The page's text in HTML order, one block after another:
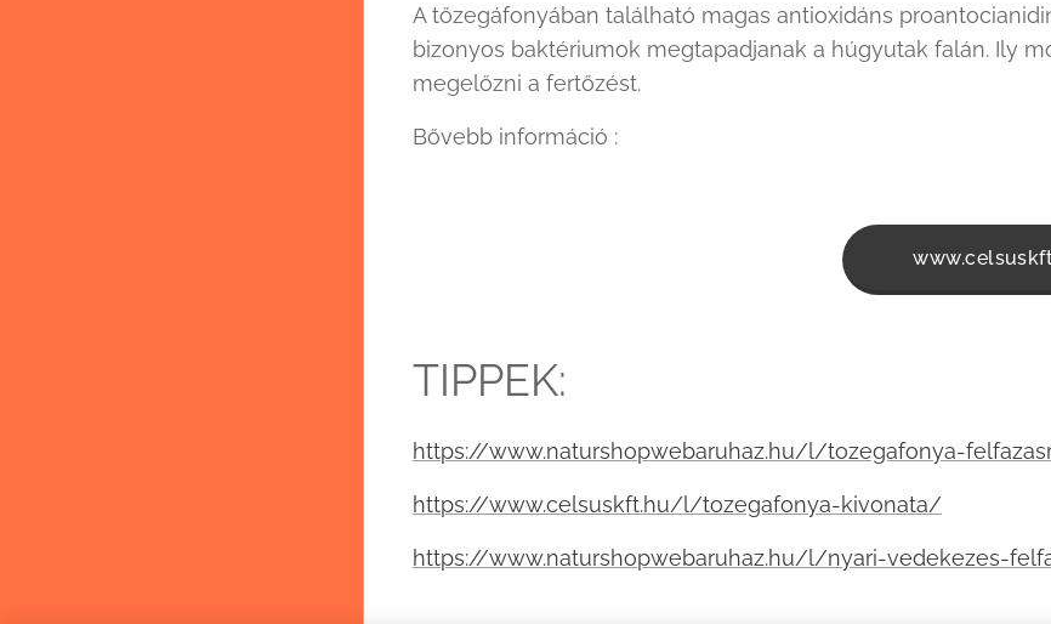
A tőzegáfonyában található magas antioxidáns
bizonyos baktériumok megtapadjanak a húgyutak falán. Ily
megelőzni a fertőzést.
Bővebb információ :
TIPPEK:
https://www.naturshopwebaruhaz.hu/l/tozegafonya-
https://www.celsuskft.hu/l/tozegafonya-kivonata/
https://www.naturshopwebaruhaz.hu/l/nyari-vedekezes-